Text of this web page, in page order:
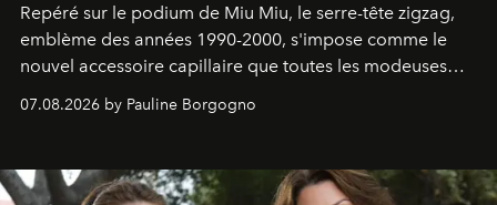
Repéré sur le podium de Miu Miu, le serre-tête zigzag,
emblème des années 1990-2000, s'impose comme le
nouvel accessoire capillaire que toutes les modeuses
07.08.2026 by Pauline Borgogno